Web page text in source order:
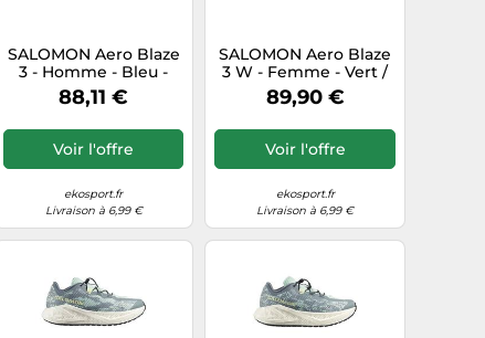
SALOMON Aero Blaze
3 - Homme - Bleu -
taille 42 2/3- modèle
2026
88,11 €
Voir l'offre
ekosport.fr
Livraison à 6,99 €
SALOMON Aero Blaze
3 W - Femme - Vert /
Rose / Blanc - taille
40- modèle 2026
89,90 €
Voir l'offre
ekosport.fr
Livraison à 6,99 €